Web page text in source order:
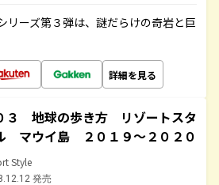
リーズ第３弾は、謎だらけの奇岩と巨
詳細を見る
３ 地球の歩き方 リゾートスタ
マウイ島 ２０１９～２０２０
Style
発売